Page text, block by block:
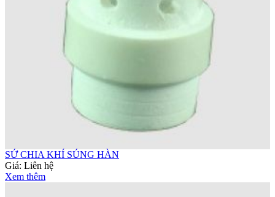
SỨ CHIA KHÍ SÚNG HÀN
Giá: Liên hệ
Xem thêm